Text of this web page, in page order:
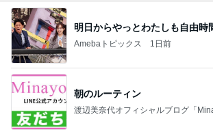
加害者に怯えながら行った夏祭り
Amebaトピックス 10時間前